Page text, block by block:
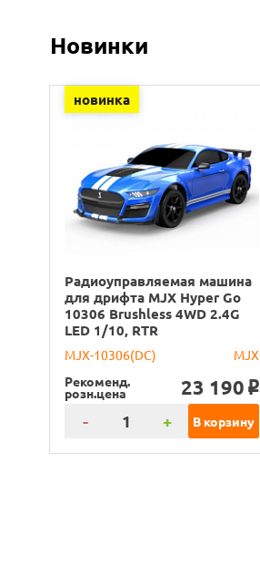
Новинки
новинка
Радиоуправляемая машина
для дрифта MJX Hyper Go
10306 Brushless 4WD 2.4G
LED 1/10, RTR
MJX-10306(DC)
MJX
Рекоменд.
розн.цена 23 190 o
- + В корзину